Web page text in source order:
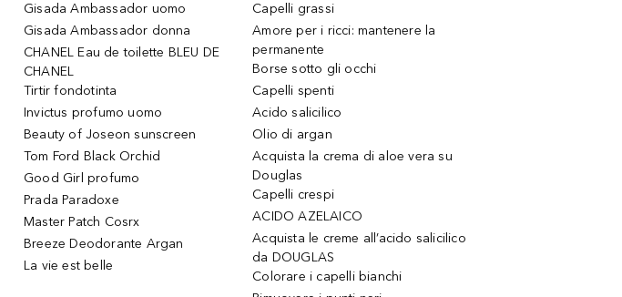
Gisada Ambassador uomo
Gisada Ambassador donna
CHANEL Eau de toilette BLEU DE
CHANEL
Tirtir fondotinta
Invictus profumo uomo
Beauty of Joseon sunscreen
Tom Ford Black Orchid
Good Girl profumo
Prada Paradoxe
Master Patch Cosrx
Breeze Deodorante Argan
La vie est belle
Capelli grassi
Amore per i ricci: mantenere la
permanente
Borse sotto gli occhi
Capelli spenti
Acido salicilico
Olio di argan
Acquista la crema di aloe vera su
Douglas
Capelli crespi
ACIDO AZELAICO
Acquista le creme all’acido salicilico
da DOUGLAS
Colorare i capelli bianchi